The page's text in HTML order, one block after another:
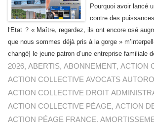
Pourquoi avoir lancé
contre des
l'Etat ? « Maître, regardez, ils ont encore osé
que nous sommes déjà pris à la gorge »
changé] le jeune patron d’une entreprise familiale
2026,ABERTIS,ABONNEMENT,ACTION
ACTION COLLECTIVE AVOCATS
ACTION COLLECTIVE DROIT
ACTION COLLECTIVE PÉAGE,ACTION